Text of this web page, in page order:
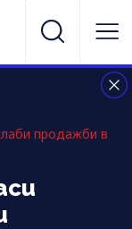
продажби в